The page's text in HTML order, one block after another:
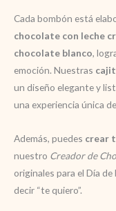
Cada bombón está
chocolate con leche
chocolate blanco,
emoción. Nuestras
un diseño elegante y
una experiencia única
Además, puedes crear
nuestro Creador de
originales para el Día
decir “te quiero”.